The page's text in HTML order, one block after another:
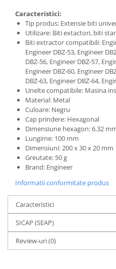
Caracteristici:
Tip produs: Extensie biti
Utilizare: Biti extactori, biti
Biti extractor compatibili:
Engineer DBZ-53, Engineer
DBZ-56, Engineer DBZ-57,
Engineer DBZ-60, Engineer
DBZ-63, Engineer DBZ-64,
Unelte compatibile: Masina
Material: Metal
Culoare: Negru
Cap prindere: Hexagonal
Dimensiune hexagon: 6.32
Lungime: 100 mm
Dimensiuni: 200 x 30 x 20 mm
Greutate: 50 g
Brand: Engineer
Informatii conformitate produs
Caracteristici
SICAP (SEAP)
Review-uri(0)